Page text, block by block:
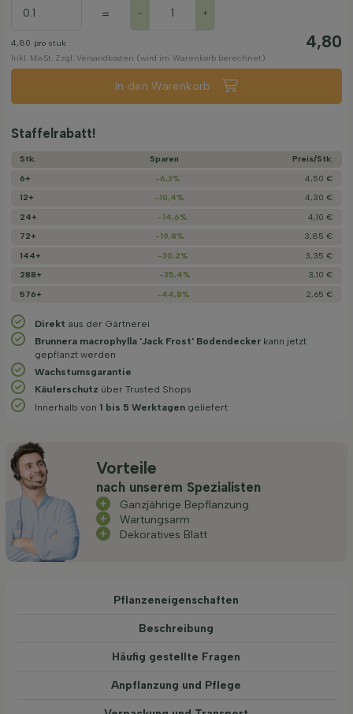
= - +
4,80 pro stuk 4,80
Inkl. MwSt. Zzgl. Versandkosten (wird im Warenkorb berechnet)
In den Warenkorb
Staffelrabatt!
Stk. Sparen
Preis/­Stk.
6+
-6,3%
4,50 €
12+
-10,4%
4,30 €
24+
-14,6%
4,10 €
72+
-19,8%
3,85 €
144+
-30,2%
3,35 €
288+
-35,4%
3,10 €
576+
-44,8% 2,65 €
Direkt aus der Gärtnerei
Brunnera macrophylla 'Jack Frost' Bodendecker kann jetzt
gepflanzt werden
Wachstums­garantie
Käuferschutz über Trusted Shops
Innerhalb von 1 bis 5 Werktagen geliefert
Vorteile
nach unserem Spezialisten
Ganzjährige Bepflanzung
Wartungsarm
Dekoratives Blatt
Pflanzeneigenschaften
Beschreibung
Häufig gestellte Fragen
Anpflanzung und Pflege